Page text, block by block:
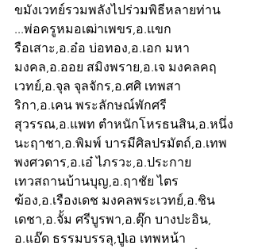
ขมังเวทย์รวมพลังไปร่วมพิธีหลายท่าน
...พ่อครูหมอเฒ่าเพขร,อ.แขก
รือเสาะ,อ.อ๋อ บ่อทอง,อ.เอก มหา
มงคล,อ.ออย สมิงพราย,อ.เจ มงคลคฤ
เวทย์,อ.จุล จุลจักร,อ.ศศิ เทพสา
ริกา,อ.เคน พระลักษณ์พักศรี
สุวรรณ,อ.แพท ตำหนักโหรธนสิน,อ.หนึ่ง
นะฤาชา,อ.พิมพ์ บารมีศิลปรมัตถ์,อ.เทพ
พงศวดาร,อ.เอ๋ ไภรวะ,อ.ประกาย
เทวสถานบ้านบุญ,อ.ฤาชัย ไตร
ฆ้อง,อ.เรืองเดช มงคลพระเวทย์,อ.ชิน
เดชา,อ.จั้ม ศรีบูรพา,อ.ตุ๊ก บางปะอิน,
อ.แอ๊ด ธรรมบรรลุ,ปู่เอ เทพหน้า